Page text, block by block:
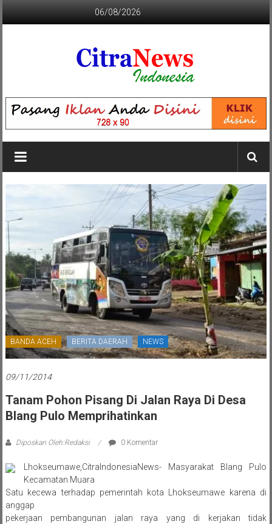
06/08/2026
CITRANEWS
INDONESIA
BERANI
DAN
KRISTIS
BANDA ACEH BERITA DAERAH NEWS
09/11/2014
Tanam Pohon Pisang Di Jalan Raya Di Desa
Blang Pulo Memprihatinkan
Diposkan Oleh:Redaksi 0 Komentar
Lhokseumawe,CitraIndonesiaNews- Masyarakat Blang Pulo
Kecamatan Muara
Satu kecewa terhadap pemerintah kota Lhokseumawe karena di
anggap
pekerjaan pembangunan jalan raya yang di kerjakan tidak